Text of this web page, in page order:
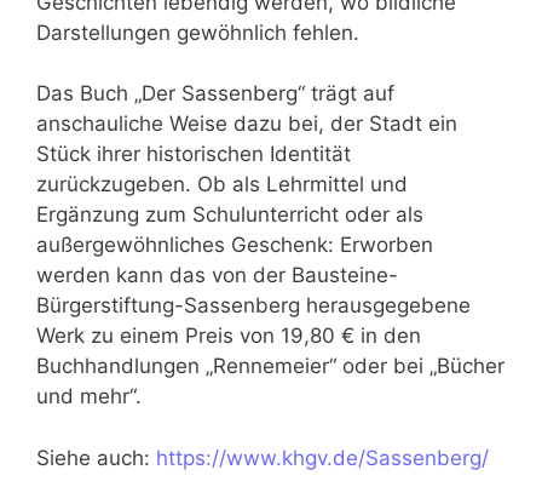
Darstellungen gewöhnlich fehlen.
Das Buch „Der Sassenberg“ trägt auf
anschauliche Weise dazu bei, der Stadt ein
Stück ihrer historischen Identität
zurückzugeben. Ob als Lehrmittel und
Ergänzung zum Schulunterricht oder als
außergewöhnliches Geschenk: Erworben
werden kann das von der Bausteine-
Bürgerstiftung-Sassenberg herausgegebene
Werk zu einem Preis von 19,80 € in den
Buchhandlungen „Rennemeier“ oder bei „Bücher
und mehr“.
Siehe auch: https://www.khgv.de/Sassenberg/